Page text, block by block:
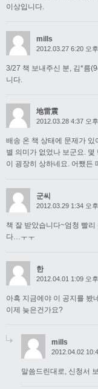
이상입니다.
mills
2012.03.27 6:20 오후
3/27 책 보내주신 분, 김*름
니다.
地雷震
2012.03.28 4:37 오후
배송 온 책 상태에 문제가 있
별 의미가 없었나 보군요.
이 굉장히 상하네요. 어쨌든
군씨
2012.03.29 1:34 오후
책 잘 받았습니다~엄청 빨
다…ㅜㅜ
한
2012.04.01 1:09 오후
아흑 지금에야 이 공지를 봤
이제 늦은건가요?
mills
2012.04.02
말씀드린대로, 신청서